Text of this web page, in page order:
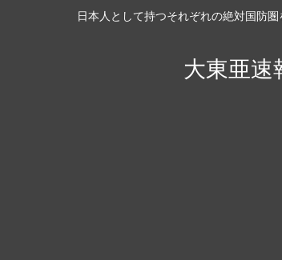
日本人として持つそれぞれの絶対国防
大東亜速